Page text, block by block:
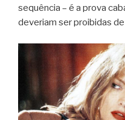
sequência – é a prova
deveriam ser proibidas